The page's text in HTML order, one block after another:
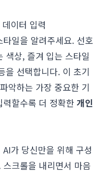
이터 입력
일을 알려주세요. 선호
색상, 즐겨 입는 스타일
을 선택합니다. 이 초기
악하는 가장 중요한 기
할수록 더 정확한 개인
가 당신만을 위해 구성
크롤을 내리면서 마음